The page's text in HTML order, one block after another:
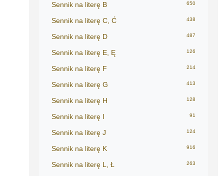
Sennik na literę B 650
Sennik na literę C, Ć 438
Sennik na literę D 487
Sennik na literę E, Ę 126
Sennik na literę F 214
Sennik na literę G 413
Sennik na literę H 128
Sennik na literę I 91
Sennik na literę J 124
Sennik na literę K 916
Sennik na literę L, Ł 263